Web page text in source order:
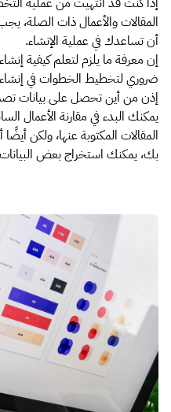
المقالات والأعمال ذات الصلة،
أن تساعدك في عملية الإنشاء.
إن معرفة ما يلزم لتعلم كيفية
ضروري لتخطيط الخطوات في
إذن من أين تحصل على بيانات
يمكنك البدء في مقارنة الأعمال
المقالات المكتوبة عنها، ولكن
بك، يمكنك استخراج بعض